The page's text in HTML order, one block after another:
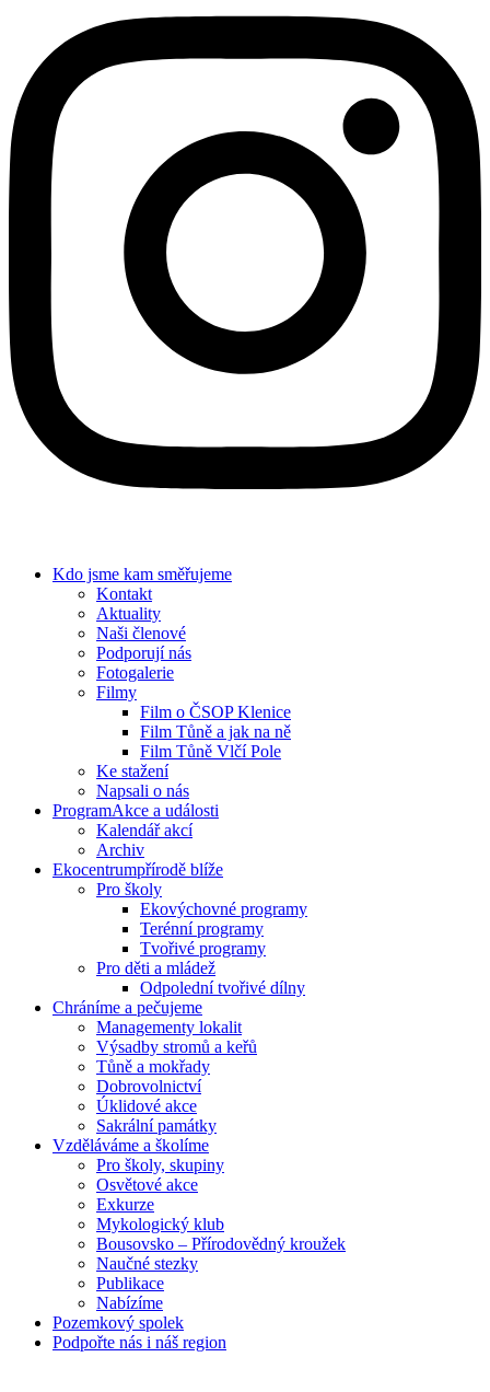
Kdo jsme kam směřujeme
Kontakt
Aktuality
Naši členové
Podporují nás
Fotogalerie
Filmy
Film o ČSOP Klenice
Film Tůně a jak na ně
Film Tůně Vlčí Pole
Ke stažení
Napsali o nás
ProgramAkce a události
Kalendář akcí
Archiv
Ekocentrumpřírodě blíže
Pro školy
Ekovýchovné programy
Terénní programy
Tvořivé programy
Pro děti a mládež
Odpolední tvořivé dílny
Chráníme a pečujeme
Managementy lokalit
Výsadby stromů a keřů
Tůně a mokřady
Dobrovolnictví
Úklidové akce
Sakrální památky
Vzděláváme a školíme
Pro školy, skupiny
Osvětové akce
Exkurze
Mykologický klub
Bousovsko – Přírodovědný kroužek
Naučné stezky
Publikace
Nabízíme
Pozemkový spolek
Podpořte nás i náš region